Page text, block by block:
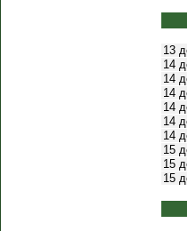
13
14
14
14
14
14
14
15
15
15